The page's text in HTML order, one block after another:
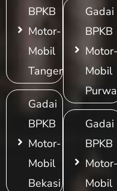
BPKB
Motor-
Mobil
Tangerang
Gadai
BPKB
Motor-
Mobil
Bekasi
Gadai
BPKB
Motor-
Mobil
Gadai
BPKB
Motor-
Mobil